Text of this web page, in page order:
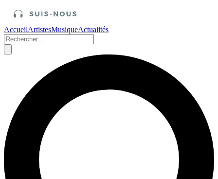
AccueilArtistesMusiqueActualités